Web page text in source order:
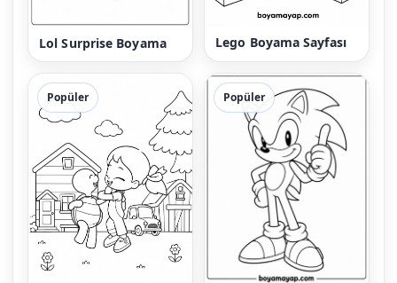
Lol Surprise Boyama Lego Boyama Sayfası
Popüler Popüler